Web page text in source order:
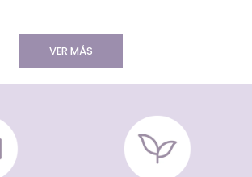
VER MÁS